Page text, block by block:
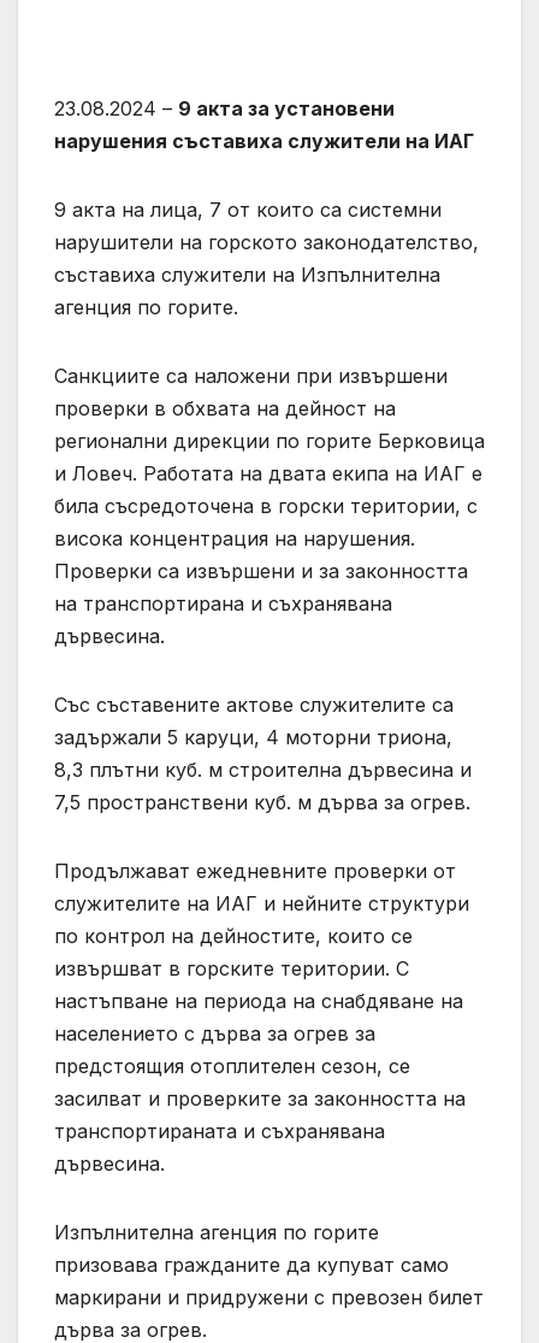
23.08.2024 – 9 акта за установени
нарушения съставиха служители на ИАГ
9 акта на лица, 7 от които са системни
нарушители на горското законодателство,
съставиха служители на Изпълнителна
агенция по горите.
Санкциите са наложени при извършени
проверки в обхвата на дейност на
регионални дирекции по горите Берковица
и Ловеч. Работата на двата екипа на ИАГ е
била съсредоточена в горски територии, с
висока концентрация на нарушения.
Проверки са извършени и за законността
на транспортирана и съхранявана
дървесина.
Със съставените актове служителите са
задържали 5 каруци, 4 моторни триона,
8,3 плътни куб. м строителна дървесина и
7,5 пространствени куб. м дърва за огрев.
Продължават ежедневните проверки от
служителите на ИАГ и нейните структури
по контрол на дейностите, които се
извършват в горските територии. С
настъпване на периода на снабдяване на
населението с дърва за огрев за
предстоящия отоплителен сезон, се
засилват и проверките за законността на
транспортираната и съхранявана
дървесина.
Изпълнителна агенция по горите
призовава гражданите да купуват само
маркирани и придружени с превозен билет
дърва за огрев.